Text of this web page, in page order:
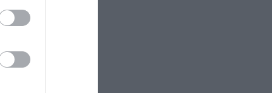
con un
de
de